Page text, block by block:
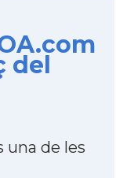
del
una de les